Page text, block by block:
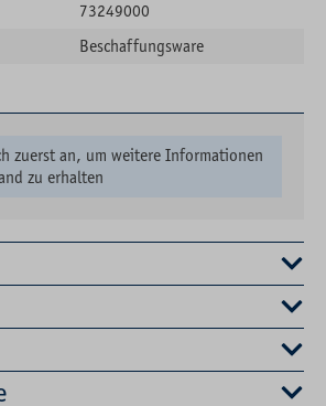
73249000
Beschaffungsware
zuerst an, um weitere Informationen
zu erhalten